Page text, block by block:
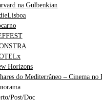
na Gulbenkian
Horizons
do Mediterrâneo – Cinema no
Post/Doc